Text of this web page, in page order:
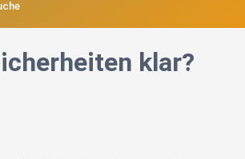
klar?